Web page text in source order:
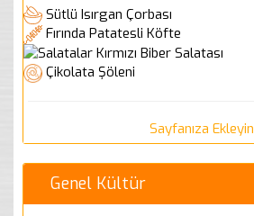
Sütlü Isırgan Çorbası
Fırında Patatesli Köfte
Kırmızı Biber Salatası
Çikolata Şöleni
Sayfanıza Ekleyin
Genel Kültür